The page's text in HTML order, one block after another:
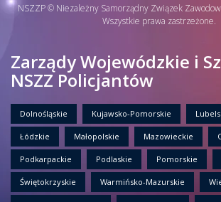
NSZZP © Niezależny Samorządny Związek
Wszystkie prawa zastrzeżone.
Zarządy Wojewódzkie i
NSZZ Policjantów
Dolnośląskie Kujawsko-Pomorskie
Łódzkie Małopolskie Mazowieckie
Podkarpackie Podlaskie Pomorskie
Świętokrzyskie Warmińsko-Mazurskie